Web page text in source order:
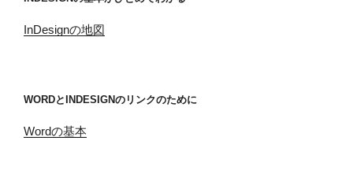
InDesignの地図
WORDとINDESIGNのリンクのために
Wordの基本